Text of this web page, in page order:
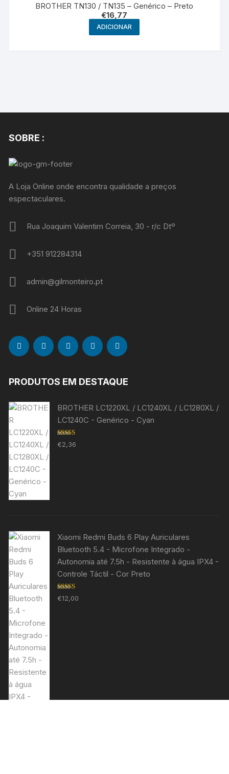
BROTHER TN130 / TN135 – Genérico – Preto
€16,77
ADICIONAR
SOBRE :
A Loja Online onde encontra qualidade a preços
espectaculares.
Rua Joaquim Valentim Correia, 30 - r/c Dtº
+351 912284314
admin@gilmonteiro.pt
Online 24 Horas
PRODUTOS EM DESTAQUE
BROTHER LC1220XL / LC1240XL / LC1280XL /
LC1240C - Genérico - Cyan
Avaliação
5.00de 5
€2,36
Xiaomi Redmi Buds 6 Play Auriculares
Bluetooth 5.4 - Microfone Integrado -
Autonomia até 7.5h - Resistente à água IPX4 -
Controle Táctil - Cor Preto
Avaliação
5.00de 5
€12,00